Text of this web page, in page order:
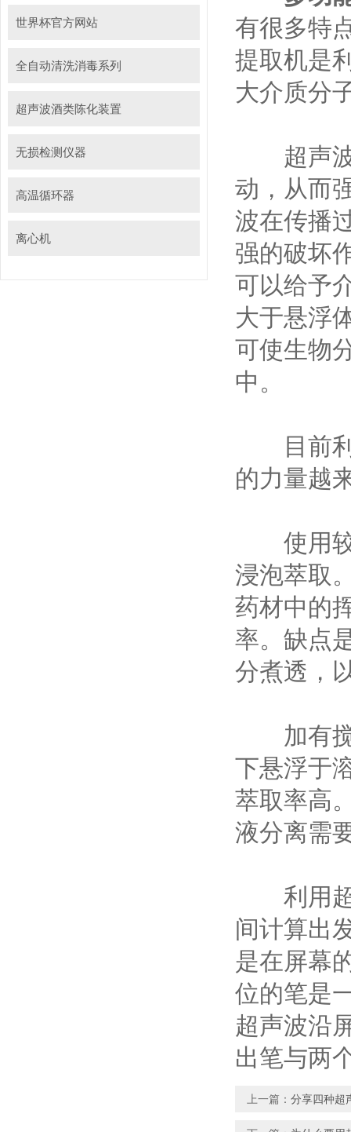
世界杯官方网站
全自动清洗消毒系列
超声波酒类陈化装置
无损检测仪器
高温循环器
离心机
有很多特
提取机是
大介质分
超声波
动，从而
波在传播
强的破坏
可以给予
大于悬浮
可使生物
中。
目前
的力量越
使用较
浸泡萃取
药材中的
率。缺点
分煮透，
加有搅
下悬浮于
萃取率高
液分离需
利用超
间计算出
是在屏幕
位的笔是
超声波沿
出笔与两
上一篇： 分享四种超